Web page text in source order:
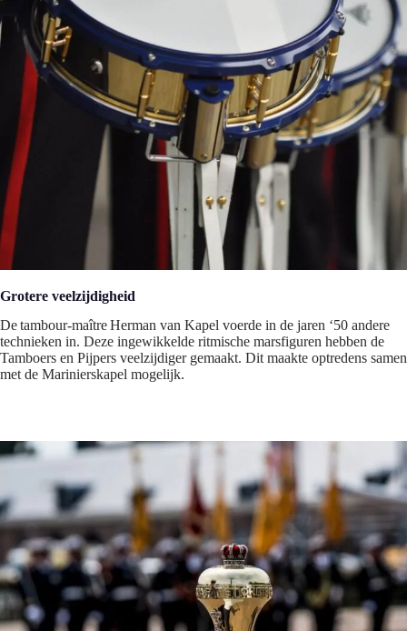
Grotere veelzijdigheid
De tambour-maître Herman van Kapel voerde in de jaren ‘50 andere
technieken in. Deze ingewikkelde ritmische marsfiguren hebben de
Tamboers en Pijpers veelzijdiger gemaakt. Dit maakte optredens samen
met de Marinierskapel mogelijk.